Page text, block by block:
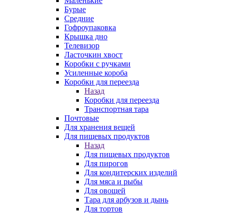
Бурые
Средние
Гофроупаковка
Крышка дно
Телевизор
Ласточкин хвост
Коробки с ручками
Усиленные короба
Коробки для переезда
Назад
Коробки для переезда
Транспортная тара
Почтовые
Для хранения вещей
Для пищевых продуктов
Назад
Для пищевых продуктов
Для пирогов
Для кондитерских изделий
Для мяса и рыбы
Для овощей
Тара для арбузов и дынь
Для тортов